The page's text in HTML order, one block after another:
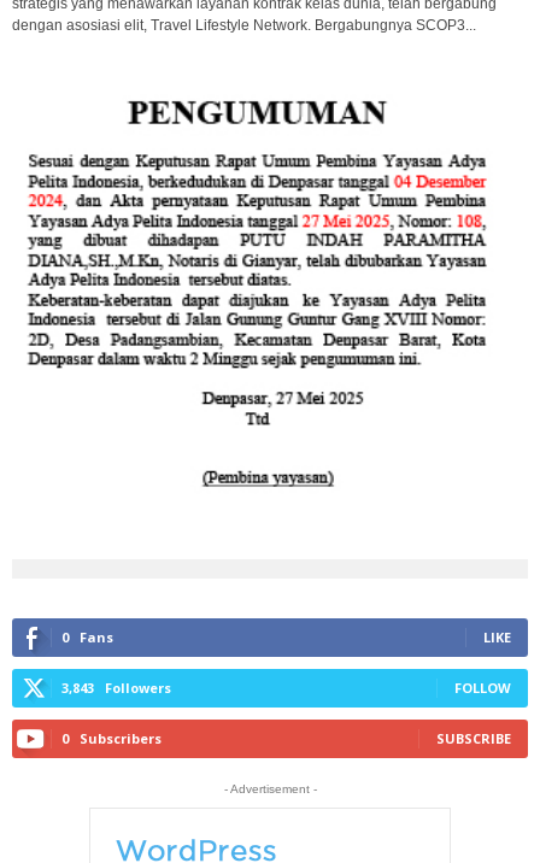
dengan asosiasi elit, Travel Lifestyle Network. Bergabungnya SCOP3...
0 Fans LIKE
3,843 Followers FOLLOW
0 Subscribers SUBSCRIBE
- Advertisement -